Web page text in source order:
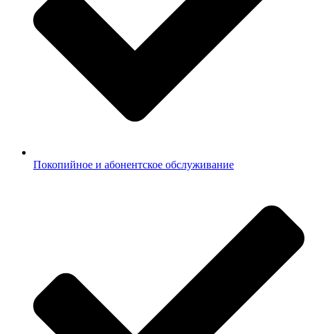
Покопийное и абонентское обслуживание